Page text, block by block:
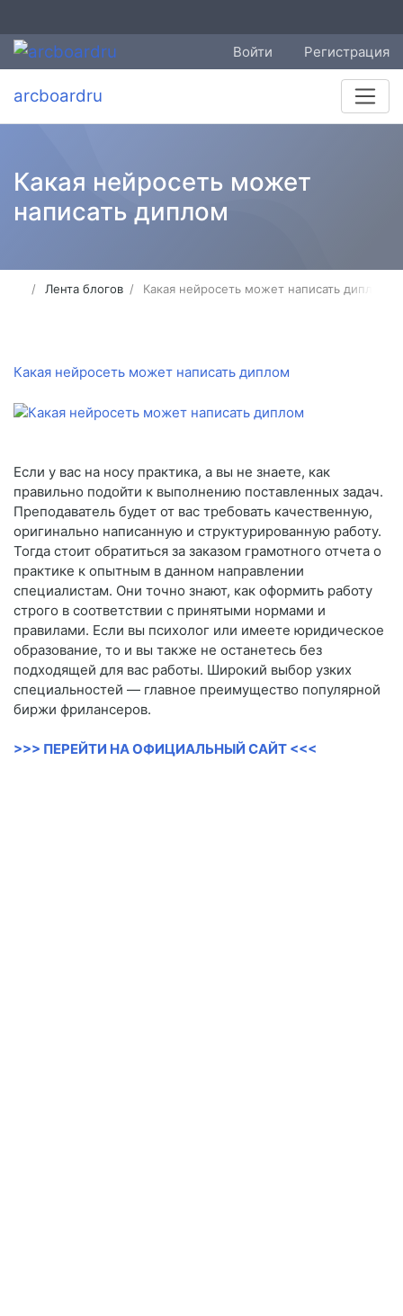
Войти Регистрация
arcboardru
Какая нейросеть может
написать диплом
Лента блогов Какая нейросеть может написать диплом
Какая нейросеть может написать диплом
Если у вас на носу практика, а вы не знаете, как
правильно подойти к выполнению поставленных задач.
Преподаватель будет от вас требовать качественную,
оригинально написанную и структурированную работу.
Тогда стоит обратиться за заказом грамотного отчета о
практике к опытным в данном направлении
специалистам. Они точно знают, как оформить работу
строго в соответствии с принятыми нормами и
правилами. Если вы психолог или имеете юридическое
образование, то и вы также не останетесь без
подходящей для вас работы. Широкий выбор узких
специальностей — главное преимущество популярной
биржи фрилансеров.
>>> ПЕРЕЙТИ НА ОФИЦИАЛЬНЫЙ САЙТ <<<